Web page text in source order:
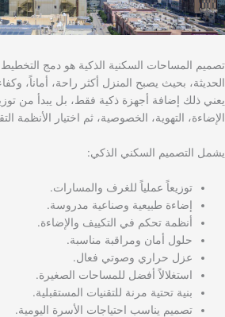
تصميم المساحات السكنية الذكية هو دمج التخطيط
الحديثة، بحيث يصبح المنزل أكثر راحة، أماناً،
يعني ذلك إضافة أجهزة ذكية فقط، بل يبدأ من
الإضاءة، التهوية، الخصوصية، ثم اختيار الأنظمة
يشمل التصميم السكني الذكي:
توزيعاً عملياً للغرف والمسارات.
إضاءة طبيعية وصناعية مدروسة.
أنظمة تحكم في التكييف والإضاءة.
حلول أمان ومراقبة مناسبة.
عزل حراري وصوتي فعال.
استغلالاً أفضل للمساحات الصغيرة.
بنية تحتية مرنة للتقنيات المستقبلية.
تصميم يناسب احتياجات الأسرة اليومية.